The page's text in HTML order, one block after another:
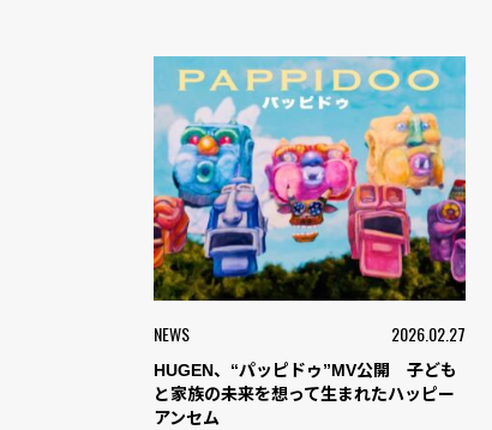
NEWS 2026.02.27
HUGEN、“パッピドゥ”MV公開 子ども
と家族の未来を想って生まれたハッピー
アンセム